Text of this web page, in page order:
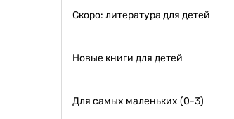
Скоро: литература для детей
Новые книги для детей
Для самых маленьких (0-3)